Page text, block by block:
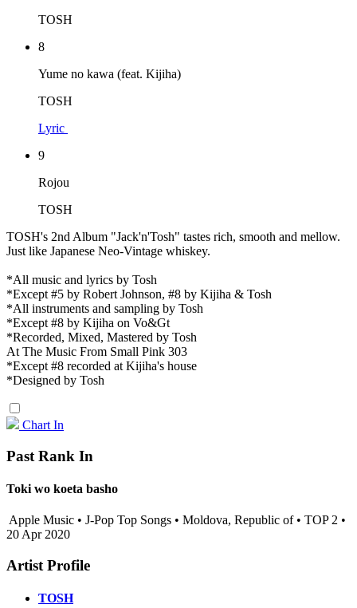
TOSH
8
Yume no kawa (feat. Kijiha)
TOSH
Lyric
9
Rojou
TOSH
TOSH's 2nd Album "Jack'n'Tosh" tastes rich, smooth and mellow.
Just like Japanese Neo-Vintage whiskey.
*All music and lyrics by Tosh
*Except #5 by Robert Johnson, #8 by Kijiha & Tosh
*All instruments and sampling by Tosh
*Except #8 by Kijiha on Vo&Gt
*Recorded, Mixed, Mastered by Tosh
At The Music From Small Pink 303
*Except #8 recorded at Kijiha's house
*Designed by Tosh
Chart In
Past Rank In
Toki wo koeta basho
Apple Music • J-Pop Top Songs • Moldova, Republic of • TOP 2 •
20 Apr 2020
Artist Profile
TOSH